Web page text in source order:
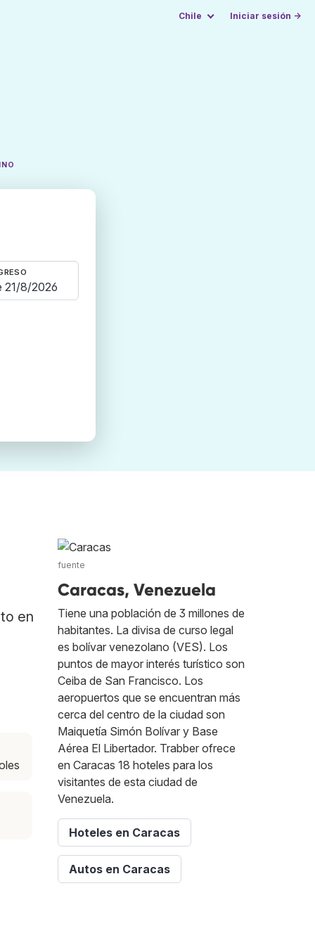
Chile Iniciar sesión →
en
fuente
Caracas, Venezuela
Tiene una población de 3 millones de
habitantes. La divisa de curso legal
es bolívar venezolano (VES). Los
puntos de mayor interés turístico son
Ceiba de San Francisco. Los
aeropuertos que se encuentran más
cerca del centro de la ciudad son
Maiquetía Simón Bolívar y Base
Aérea El Libertador. Trabber ofrece
en Caracas 18 hoteles para los
visitantes de esta ciudad de
Venezuela.
Hoteles en Caracas
Autos en Caracas